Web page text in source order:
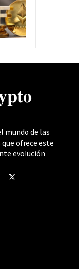
mundo de las
ofrece este
evolución